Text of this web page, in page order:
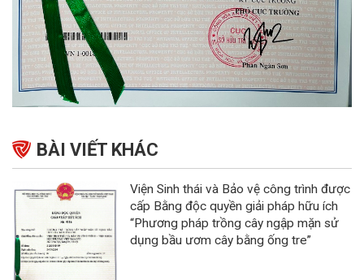
BÀI VIẾT KHÁC
Viện Sinh thái và Bảo vệ công trình được
cấp Bằng độc quyền giải pháp hữu ích
“Phương pháp trồng cây ngập mặn sử
dụng bầu ươm cây bằng ống tre”